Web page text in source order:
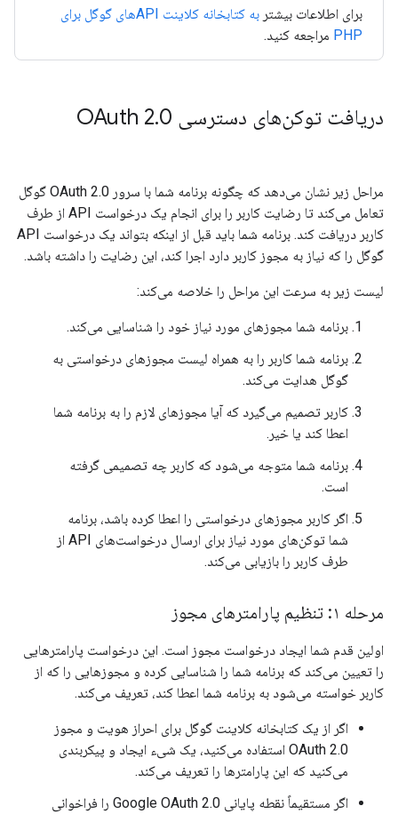
برای اطلاعات بیشتر
به کتابخانه کلاینت APIهای گوگل برای
PHP مراجعه کنید.
دریافت توکن‌های دسترسی OAuth 2 .0
مراحل زیر نشان می‌دهد که چگونه برنامه شما با سرور OAuth 2.0 گوگل
تعامل می‌کند تا رضایت کاربر را برای انجام یک درخواست API از طرف
کاربر دریافت کند. برنامه شما باید قبل از اینکه بتواند یک درخواست API
گوگل را که نیاز به مجوز کاربر دارد اجرا کند، این رضایت را داشته باشد.
لیست زیر به سرعت این مراحل را خلاصه می‌کند:
برنامه شما مجوزهای مورد نیاز خود را شناسایی می‌کند.
برنامه شما کاربر را به همراه لیست مجوزهای درخواستی به
گوگل هدایت می‌کند.
کاربر تصمیم می‌گیرد که آیا مجوزهای لازم را به برنامه شما
اعطا کند یا خیر.
برنامه شما متوجه می‌شود که کاربر چه تصمیمی گرفته
است.
اگر کاربر مجوزهای درخواستی را اعطا کرده باشد، برنامه
شما توکن‌های مورد نیاز برای ارسال درخواست‌های API از
طرف کاربر را بازیابی می‌کند.
مرحله ۱: تنظیم پارامترهای مجوز
اولین قدم شما ایجاد درخواست مجوز است. این درخواست پارامترهایی
را تعیین می‌کند که برنامه شما را شناسایی کرده و مجوزهایی را که از
کاربر خواسته می‌شود به برنامه شما اعطا کند، تعریف می‌کند.
اگر از یک کتابخانه کلاینت گوگل برای احراز هویت و مجوز
OAuth 2.0 استفاده می‌کنید، یک شیء ایجاد و پیکربندی
می‌کنید که این پارامترها را تعریف می‌کند.
اگر مستقیماً نقطه پایانی Google OAuth 2.0 را فراخوانی